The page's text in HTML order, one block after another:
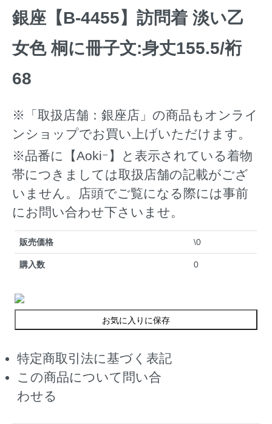
銀座【B-4455】訪問着 淡い乙
女色 桐に冊子文:身丈155.5/裄
68
※「取扱店舗：銀座店」の商品もオンライ
ンショップでお買い上げいただけます。
※品番に【Aokiｰ】と表示されている着物
帯につきましては取扱店舗の記載がござ
いません。店頭でご覧になる際には事前
にお問い合わせ下さいませ。
販売価格 \0
購入数 0
お気に入りに保存
特定商取引法に基づく表記
この商品について問い合
わせる